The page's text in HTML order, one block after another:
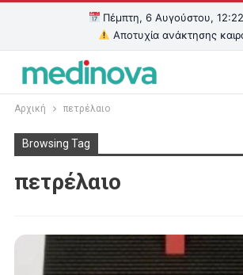
Πέμπτη, 6 Αυγούστου,
Αποτυχία ανάκτησης
Αρχική πετρέλαιο
Browsing Tag
πετρέλαιο